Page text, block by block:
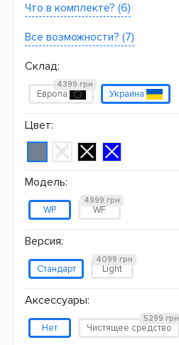
Что в комплекте? (6)
Все возможности? (7)
Склад:
Европа
4399 грн
Украина
Цвет:
Модель:
WP WF
4999 грн
Версия:
Стандарт Light
4099 грн
Аксессуары:
Нет Чистящее средство
5299 грн